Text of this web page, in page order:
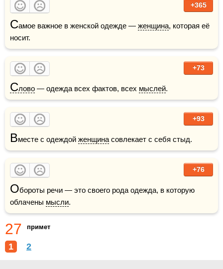
+365
Самое важное в женской одежде — женщина, которая её
носит.
+73
Слово — одежда всех фактов, всех мыслей.
+93
Вместе с одеждой женщина совлекает с себя стыд.
+76
Обороты речи — это своего рода одежда, в которую
облачены мысли.
27 примет
1 2